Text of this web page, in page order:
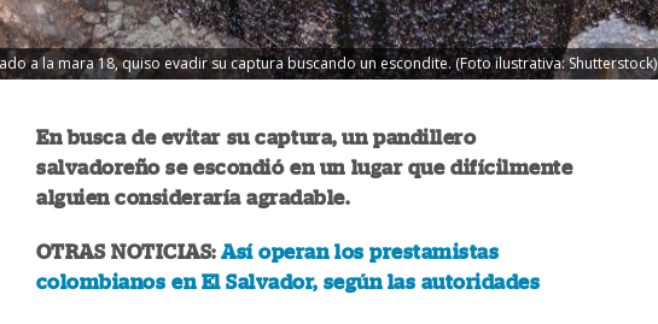
a la mara 18, quiso evadir su captura buscando un escondite. (Foto ilustrativa: Shutterstock)
En busca de evitar su captura, un pandillero
salvadoreño se escondió en un lugar que difícilmente
alguien consideraría agradable.
OTRAS NOTICIAS:Así operan los prestamistas
colombianos en El Salvador, según las autoridades